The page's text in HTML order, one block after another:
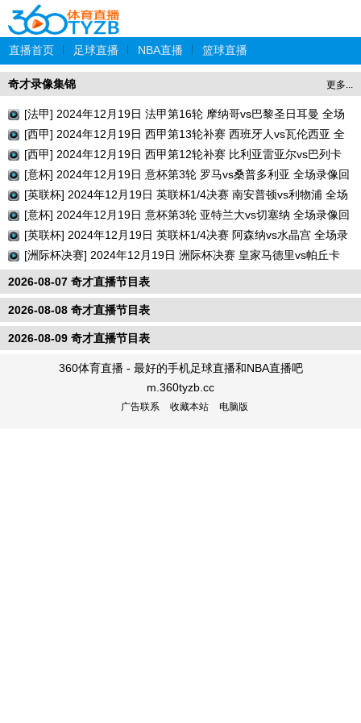
直播首页 足球直播 NBA直播 篮球直播
更多...
奇才录像集锦
[法甲] 2024年12月19日 法甲第16轮 摩纳哥vs巴黎圣日耳曼 全场
录像回放
[西甲] 2024年12月19日 西甲第13轮补赛 西班牙人vs瓦伦西亚 全
场录像回放
[西甲] 2024年12月19日 西甲第12轮补赛 比利亚雷亚尔vs巴列卡
诺 全场录像回放
[意杯] 2024年12月19日 意杯第3轮 罗马vs桑普多利亚 全场录像回
放
[英联杯] 2024年12月19日 英联杯1/4决赛 南安普顿vs利物浦 全场
录像回放
[意杯] 2024年12月19日 意杯第3轮 亚特兰大vs切塞纳 全场录像回
放
[英联杯] 2024年12月19日 英联杯1/4决赛 阿森纳vs水晶宫 全场录
像回放
[洲际杯决赛] 2024年12月19日 洲际杯决赛 皇家马德里vs帕丘卡
全场录像回放
2026-08-07 奇才直播节目表
2026-08-08 奇才直播节目表
2026-08-09 奇才直播节目表
360体育直播 - 最好的手机足球直播和NBA直播吧
m.360tyzb.cc
广告联系 收藏本站 电脑版